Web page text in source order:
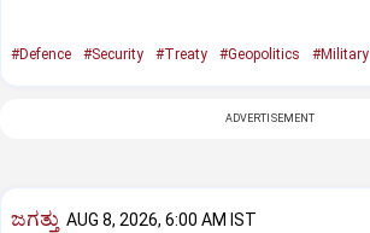
#Defence #Security #Treaty #Geopolitics #Military
ADVERTISEMENT
ಜಗತ್ತು AUG 8, 2026, 6:00 AM IST